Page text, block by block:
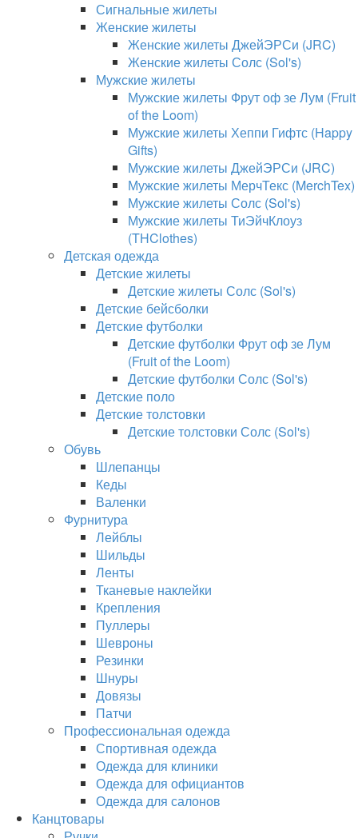
Сигнальные жилеты
Женские жилеты
Женские жилеты ДжейЭРСи (JRC)
Женские жилеты Солс (Sol's)
Мужские жилеты
Мужские жилеты Фрут оф зе Лум (Fruit
of the Loom)
Мужские жилеты Хеппи Гифтс (Happy
Gifts)
Мужские жилеты ДжейЭРСи (JRC)
Мужские жилеты МерчТекс (MerchTex)
Мужские жилеты Солс (Sol's)
Мужские жилеты ТиЭйчКлоуз
(THClothes)
Детская одежда
Детские жилеты
Детские жилеты Солс (Sol's)
Детские бейсболки
Детские футболки
Детские футболки Фрут оф зе Лум
(Fruit of the Loom)
Детские футболки Солс (Sol's)
Детские поло
Детские толстовки
Детские толстовки Солс (Sol's)
Обувь
Шлепанцы
Кеды
Валенки
Фурнитура
Лейблы
Шильды
Ленты
Тканевые наклейки
Крепления
Пуллеры
Шевроны
Резинки
Шнуры
Довязы
Патчи
Профессиональная одежда
Спортивная одежда
Одежда для клиники
Одежда для официантов
Одежда для салонов
Канцтовары